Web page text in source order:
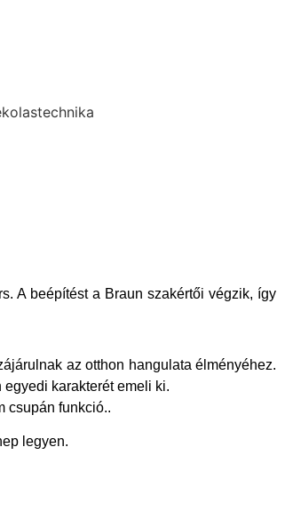
A beépítést a Braun szakértői végzik, így
az otthon hangulata élményéhez.
karakterét emeli ki.
csupán funkció..
legyen.